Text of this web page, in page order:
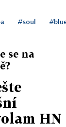
#soul
se na
HN